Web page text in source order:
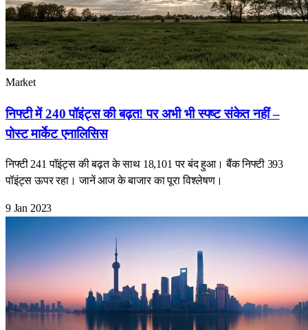
Market
निफ्टी में 240 पॉइंट्स की बढ़त! पर अभी भी स्पष्ट संकेत नहीं –
पोस्ट मार्केट एनालिसिस
निफ्टी 241 पॉइंट्स की बढ़त के साथ 18,101 पर बंद हुआ। बैंक निफ्टी 393
पॉइंट्स ऊपर रहा। जानें आज के बाजार का पूरा विश्लेषण।
9 Jan 2023